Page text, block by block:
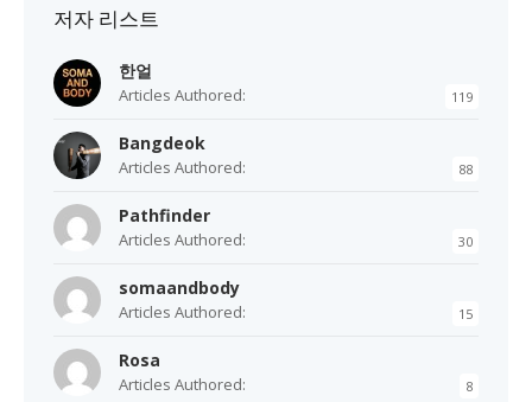
저자 리스트
한얼
Articles Authored: 119
Bangdeok
Articles Authored: 88
Pathfinder
Articles Authored: 30
somaandbody
Articles Authored: 15
Rosa
Articles Authored: 8